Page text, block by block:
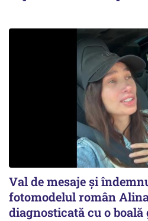
Val de mesaje și
fotomodelul român
diagnosticată cu o boală